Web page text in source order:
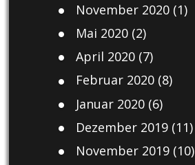
November 2020(1)
Mai 2020(2)
April 2020(7)
Februar 2020(8)
Januar 2020(6)
Dezember 2019(11)
November 2019(10)